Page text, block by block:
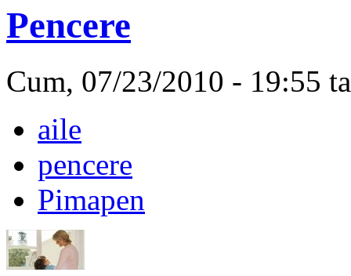
Pencere
Cum, 07/23/2010 - 19:55
aile
pencere
Pimapen